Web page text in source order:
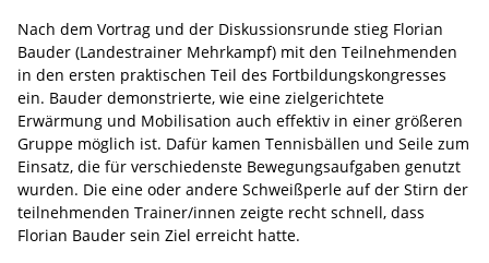
Nach dem Vortrag und der Diskussionsrunde stieg Florian
Bauder (Landestrainer Mehrkampf) mit den Teilnehmenden
in den ersten praktischen Teil des Fortbildungskongresses
ein. Bauder demonstrierte, wie eine zielgerichtete
Erwärmung und Mobilisation auch effektiv in einer größeren
Gruppe möglich ist. Dafür kamen Tennisbällen und Seile zum
Einsatz, die für verschiedenste Bewegungsaufgaben genutzt
wurden. Die eine oder andere Schweißperle auf der Stirn der
teilnehmenden Trainer/innen zeigte recht schnell, dass
Florian Bauder sein Ziel erreicht hatte.